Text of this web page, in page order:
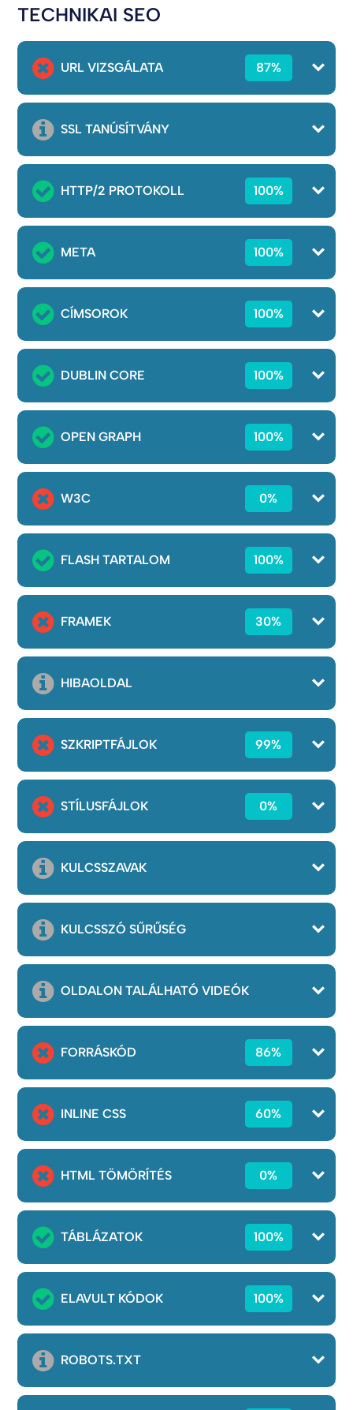
TECHNIKAI SEO
URL VIZSGÁLATA 87%
SSL TANÚSÍTVÁNY
HTTP/2 PROTOKOLL 100%
META 100%
CÍMSOROK 100%
DUBLIN CORE 100%
OPEN GRAPH 100%
W3C 0%
FLASH TARTALOM 100%
FRAMEK 30%
HIBAOLDAL
SZKRIPTFÁJLOK 99%
STÍLUSFÁJLOK 0%
KULCSSZAVAK
KULCSSZÓ SŰRŰSÉG
OLDALON TALÁLHATÓ VIDEÓK
FORRÁSKÓD 86%
INLINE CSS 60%
HTML TÖMÖRÍTÉS 0%
TÁBLÁZATOK 100%
ELAVULT KÓDOK 100%
ROBOTS.TXT